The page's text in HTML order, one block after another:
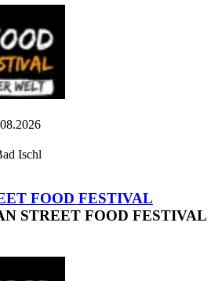
Ischl
FOOD FESTIVAL
STREET FOOD FESTIVAL